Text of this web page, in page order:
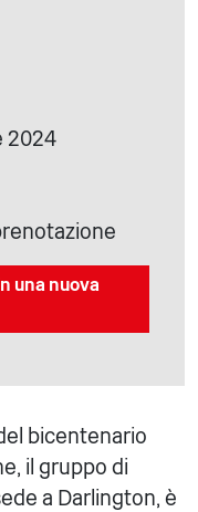
2024
una nuova
bicentenario
il gruppo di
a Darlington, è